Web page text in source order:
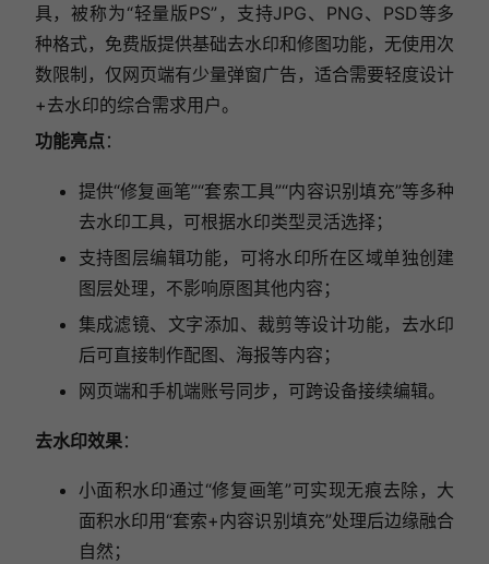
具，被称为“轻量版PS”，支持JPG、PNG、PSD等多
种格式，免费版提供基础去水印和修图功能，无使用次
数限制，仅网页端有少量弹窗广告，适合需要轻度设计
+去水印的综合需求用户。
功能亮点 ：
提供“修复画笔”“套索工具”“内容识别填充”等多种
去水印工具，可根据水印类型灵活选择；
支持图层编辑功能，可将水印所在区域单独创建
图层处理，不影响原图其他内容；
集成滤镜、文字添加、裁剪等设计功能，去水印
后可直接制作配图、海报等内容；
网页端和手机端账号同步，可跨设备接续编辑。
去水印效果：
小面积水印通过“修复画笔”可实现无痕去除，大
面积水印用“套索+内容识别填充”处理后边缘融合
自然；